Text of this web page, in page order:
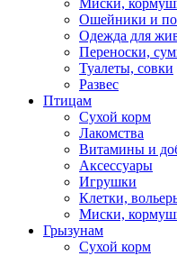
Миски,
Ошейники и
Одежда для
Переноски,
Туалеты, совки
Развес
Птицам
Сухой корм
Лакомства
Витамины и
Аксессуары
Игрушки
Клетки,
Миски,
Грызунам
Сухой корм